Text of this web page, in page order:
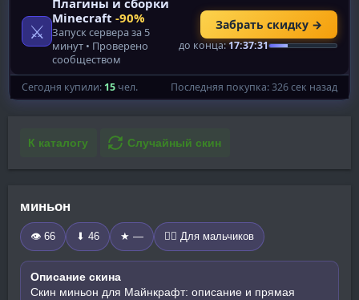
К каталогу Случайный скин
миньон
👁 66 ⬇ 46 ★ — 🧍‍♂️ Для мальчиков
Описание скина
Скин миньон для Майнкрафт: описание и прямая